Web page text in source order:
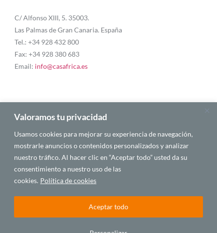
Valoramos tu privacidad
Usamos cookies para mejorar su experiencia de navegación,
mostrarle anuncios o contenidos personalizados y analizar
nuestro tráfico. Al hacer clic en “Aceptar todo” usted da su
consentimiento a nuestro uso de las
cookies. Política de cookies
Aceptar todo
C/ Alfonso XIII, 5. 35003.
Las Palmas de Gran Canaria. España
Tel.: +34 928 432 800
Fax: +34 928 380 683
Email: info@casafrica.es
Blog
Quiénes somos
Autores
Español